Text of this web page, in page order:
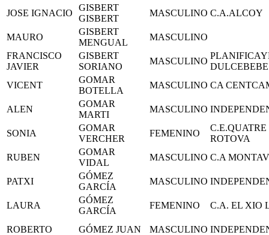
JOSE IGNACIO
GISBERT
GISBERT
MASCULINO C.A.ALCOY
MAURO
GISBERT
MENGUAL
MASCULINO
FRANCISCO
JAVIER
GISBERT
SORIANO
MASCULINO
DULCEBEBE
VICENT
GOMAR
BOTELLA
MASCULINO CA
ALEN
GOMAR
MARTI
MASCULINO
SONIA
GOMAR
VERCHER
FEMENINO
C.E.QUATRE
ROTOVA
RUBEN
GOMAR
VIDAL
MASCULINO C.A
PATXI
GÓMEZ
GARCÍA
MASCULINO
LAURA
GÓMEZ
GARCÍA
FEMENINO C.A. EL XIO
ROBERTO GÓMEZ JUAN MASCULINO